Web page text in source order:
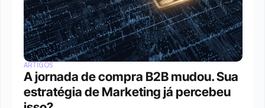
ARTIGOS
A jornada de compra B2B mudou. Sua
estratégia de Marketing já percebeu